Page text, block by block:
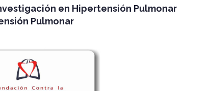
en Hipertensión Pulmonar
Pulmonar